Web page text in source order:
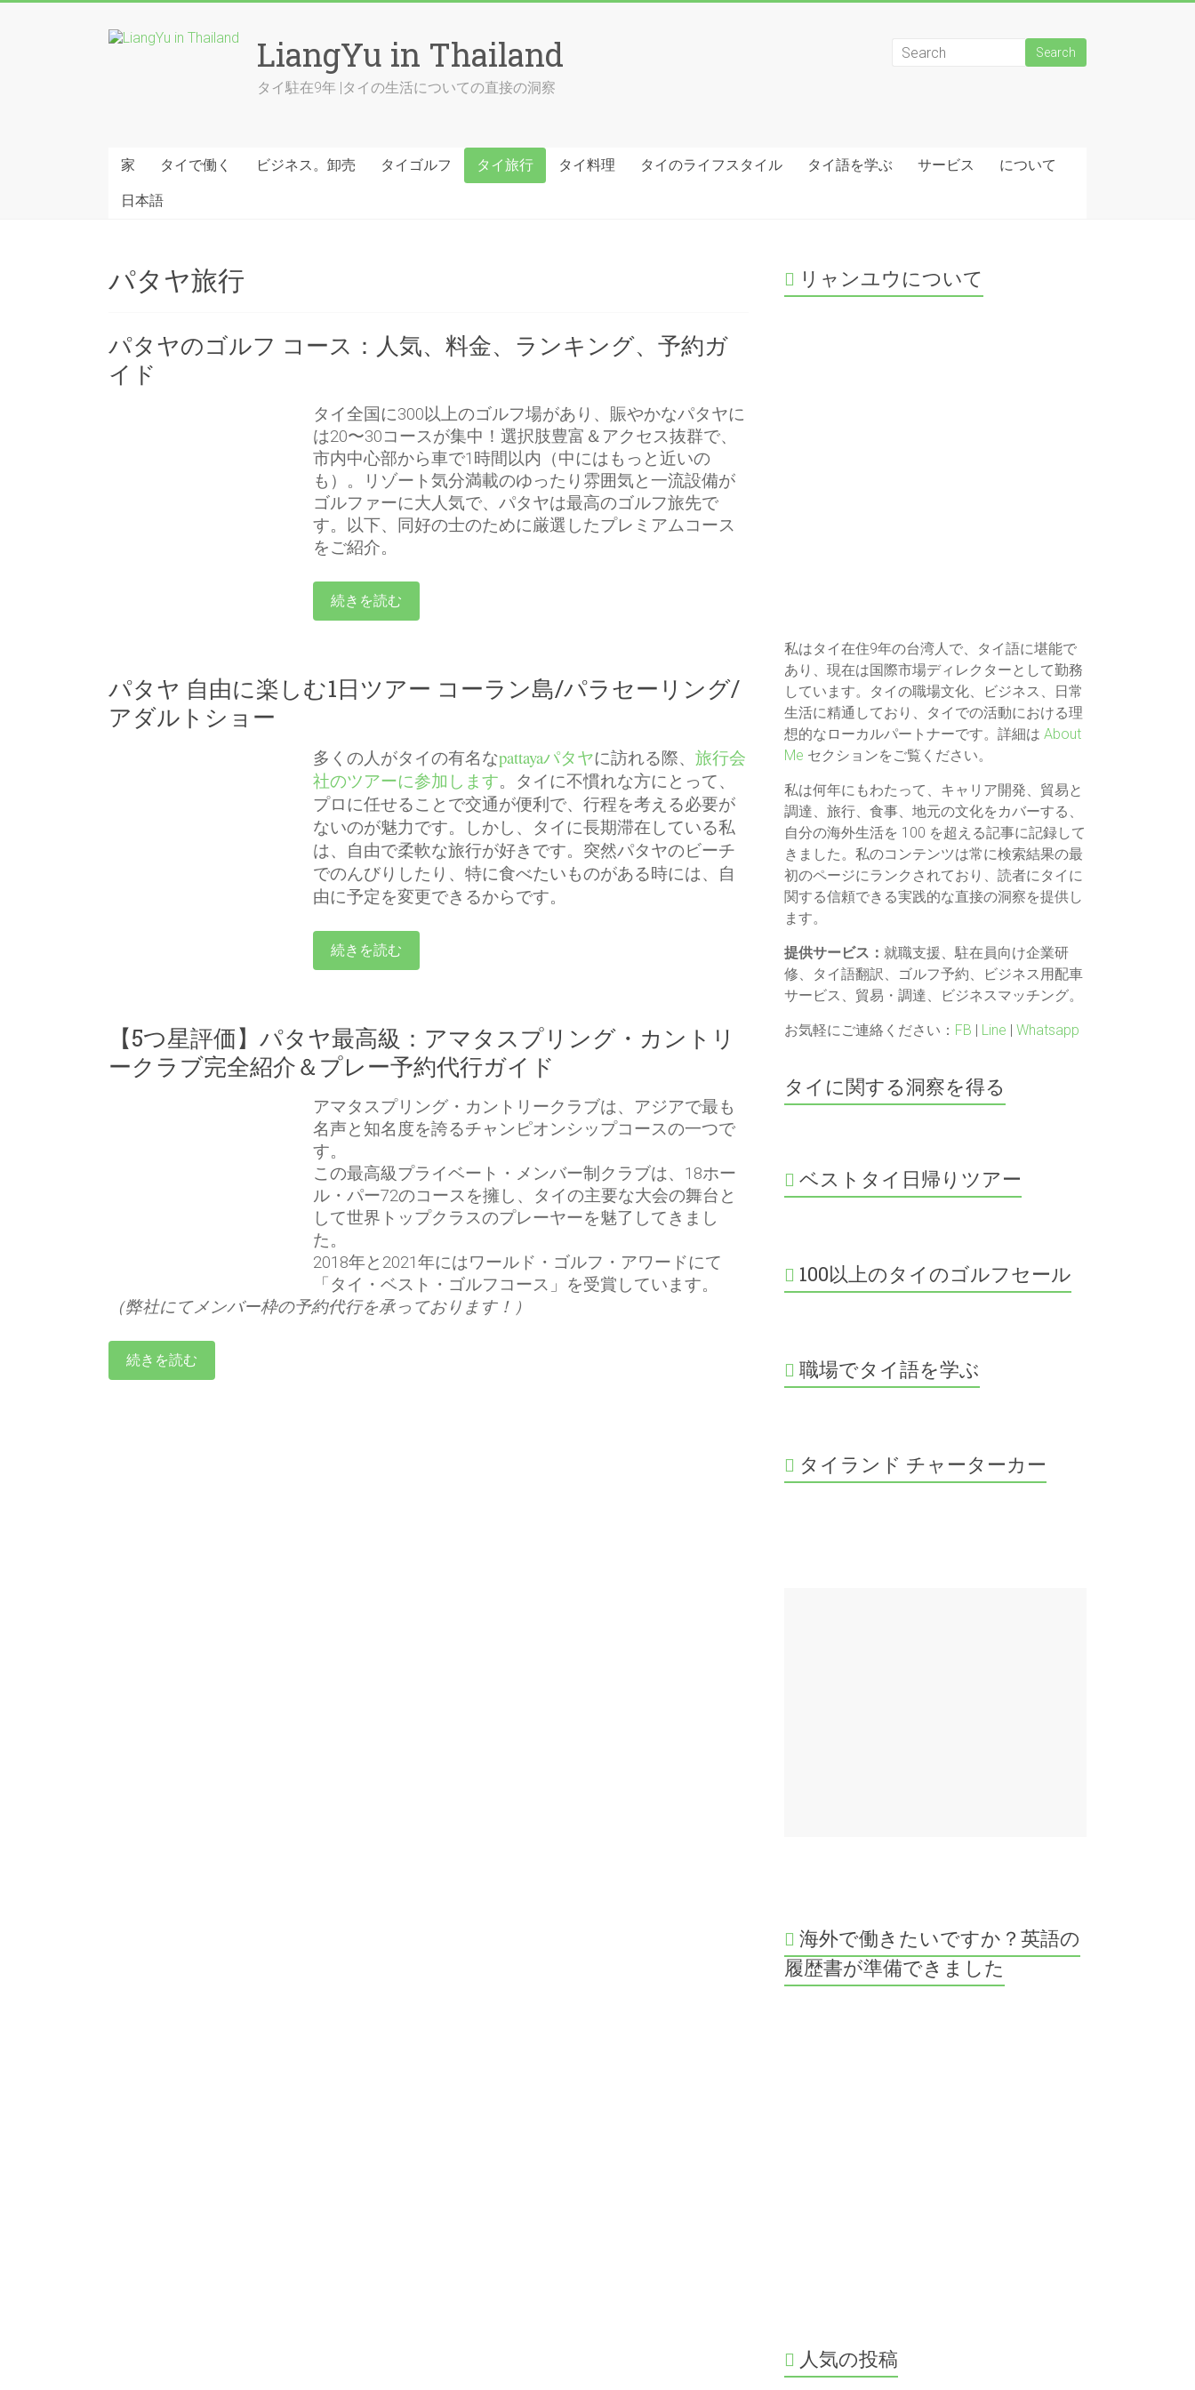
LiangYu in Thailand
タイ駐在9年 |タイの生活についての直接の洞察
家 タイで働く ビジネス。卸売 タイゴルフ タイ旅行 タイ料理 タイのライフスタイル タイ語を学ぶ サービス について
日本語
パタヤ旅行
パタヤのゴルフ コース：人気、料金、ランキング、予約ガ
イド
タイ全国に300以上のゴルフ場があり、賑やかなパタヤに
は20〜30コースが集中！選択肢豊富＆アクセス抜群で、
市内中心部から車で1時間以内（中にはもっと近いの
も）。リゾート気分満載のゆったり雰囲気と一流設備が
ゴルファーに大人気で、パタヤは最高のゴルフ旅先で
す。以下、同好の士のために厳選したプレミアムコース
をご紹介。
続きを読む
パタヤ 自由に楽しむ1日ツアー コーラン島/パラセーリング/
アダルトショー
多くの人がタイの有名なpattayaパタヤに訪れる際、旅行会
社のツアーに参加します。タイに不慣れな方にとって、
プロに任せることで交通が便利で、行程を考える必要が
ないのが魅力です。しかし、タイに長期滞在している私
は、自由で柔軟な旅行が好きです。突然パタヤのビーチ
でのんびりしたり、特に食べたいものがある時には、自
由に予定を変更できるからです。
続きを読む
【5つ星評価】パタヤ最高級：アマタスプリング・カントリ
ークラブ完全紹介＆プレー予約代行ガイド
アマタスプリング・カントリークラブは、アジアで最も
名声と知名度を誇るチャンピオンシップコースの一つで
す。
この最高級プライベート・メンバー制クラブは、18ホー
ル・パー72のコースを擁し、タイの主要な大会の舞台と
して世界トップクラスのプレーヤーを魅了してきまし
た。
2018年と2021年にはワールド・ゴルフ・アワードにて
「タイ・ベスト・ゴルフコース」を受賞しています。
（弊社にてメンバー枠の予約代行を承っております！）
続きを読む
リャンユウについて
私はタイ在住9年の台湾人で、タイ語に堪能で
あり、現在は国際市場ディレクターとして勤務
しています。タイの職場文化、ビジネス、日常
生活に精通しており、タイでの活動における理
想的なローカルパートナーです。詳細はAbout
Me セクションをご覧ください。
私は何年にもわたって、キャリア開発、貿易と
調達、旅行、食事、地元の文化をカバーする、
自分の海外生活を 100 を超える記事に記録して
きました。私のコンテンツは常に検索結果の最
初のページにランクされており、読者にタイに
関する信頼できる実践的な直接の洞察を提供し
ます。
提供サービス：就職支援、駐在員向け企業研
修、タイ語翻訳、ゴルフ予約、ビジネス用配車
サービス、貿易・調達、ビジネスマッチング。
お気軽にご連絡ください： FB | Line |Whatsapp
タイに関する洞察を得る
ベストタイ日帰りツアー
100以上のタイのゴルフセール
職場でタイ語を学ぶ
タイランド チャーターカー
海外で働きたいですか？英語の
履歴書が準備できました
人気の投稿